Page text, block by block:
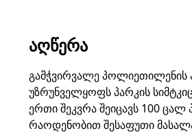
ᲐᲦᲬᲔᲠᲐ
გამჭვირვალე პოლიეთილენის
უზრუნველყოფს პარკის
ერთი შეკვრა შეიცავს 100
რაოდენობით შესაფუთი